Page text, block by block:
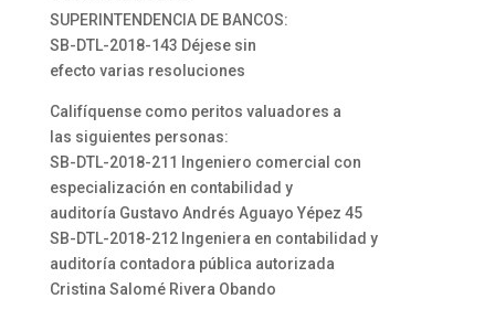
SUPERINTENDENCIA DE BANCOS:
SB-DTL-2018-143 Déjese sin
efecto varias resoluciones
Califíquense como peritos valuadores a
las siguientes personas:
SB-DTL-2018-211 Ingeniero comercial con
especialización en contabilidad y
auditoría Gustavo Andrés Aguayo Yépez 45
SB-DTL-2018-212 Ingeniera en contabilidad y
auditoría contadora pública autorizada
Cristina Salomé Rivera Obando